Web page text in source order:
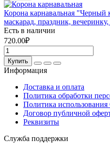
Корона карнавальная "Черный
маскарад, праздник,
Есть в наличии
720.00₽
Купить
Информация
Доставка и оплата
Политика обработки
Политика использования
Договор публичной
Реквизиты
Служба поддержки